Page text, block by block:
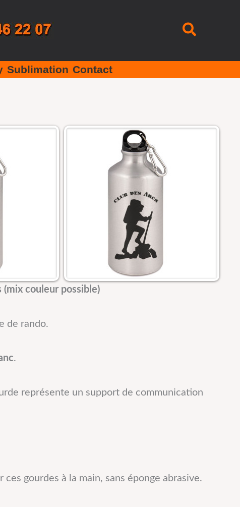
Sublimation Contact
couleur possible)
de rando.
.
représente un support de communication
gourdes à la main, sans éponge abrasive.